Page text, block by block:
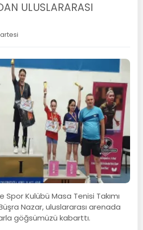
ULUSLARARASI
Spor Kulübü Masa Tenisi Takımı
Nazar, uluslararası arenada
göğsümüzü kabarttı.